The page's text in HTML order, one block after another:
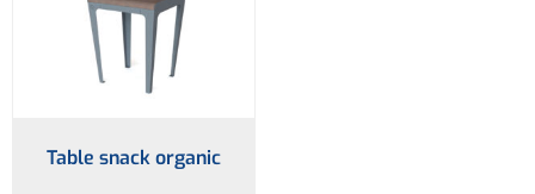
Table snack organic